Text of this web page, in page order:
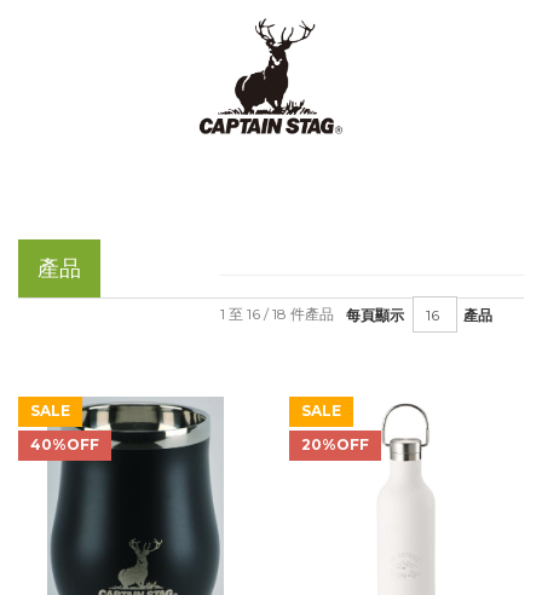
產品
每頁顯示 產品
1 至 16 / 18 件產品
SALE
40%OFF
SALE
20%OFF